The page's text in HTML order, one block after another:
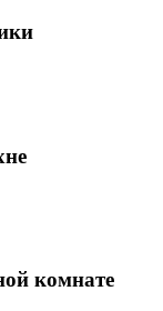
комнате